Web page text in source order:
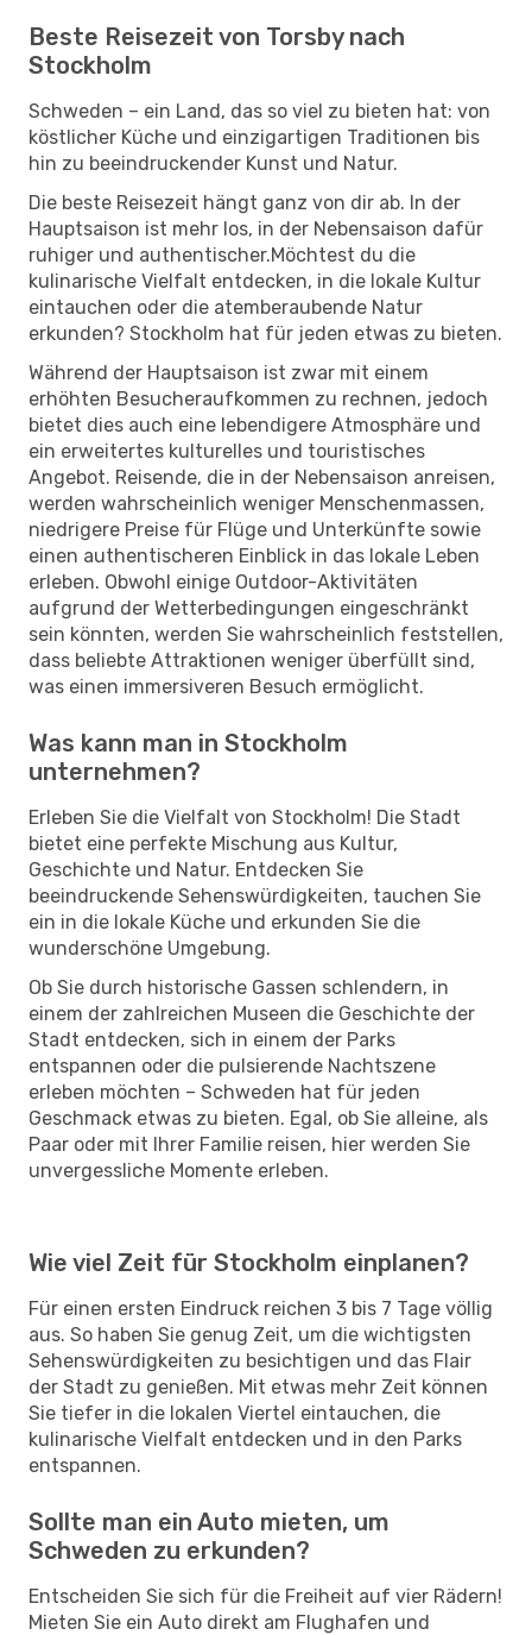
Beste Reisezeit von Torsby nach
Stockholm
Schweden – ein Land, das so viel zu bieten hat: von
köstlicher Küche und einzigartigen Traditionen bis
hin zu beeindruckender Kunst und Natur.
Die beste Reisezeit hängt ganz von dir ab. In der
Hauptsaison ist mehr los, in der Nebensaison dafür
ruhiger und authentischer.Möchtest du die
kulinarische Vielfalt entdecken, in die lokale Kultur
eintauchen oder die atemberaubende Natur
erkunden? Stockholm hat für jeden etwas zu bieten.
Während der Hauptsaison ist zwar mit einem
erhöhten Besucheraufkommen zu rechnen, jedoch
bietet dies auch eine lebendigere Atmosphäre und
ein erweitertes kulturelles und touristisches
Angebot. Reisende, die in der Nebensaison anreisen,
werden wahrscheinlich weniger Menschenmassen,
niedrigere Preise für Flüge und Unterkünfte sowie
einen authentischeren Einblick in das lokale Leben
erleben. Obwohl einige Outdoor-Aktivitäten
aufgrund der Wetterbedingungen eingeschränkt
sein könnten, werden Sie wahrscheinlich feststellen,
dass beliebte Attraktionen weniger überfüllt sind,
was einen immersiveren Besuch ermöglicht.
Was kann man in Stockholm
unternehmen?
Erleben Sie die Vielfalt von Stockholm! Die Stadt
bietet eine perfekte Mischung aus Kultur,
Geschichte und Natur. Entdecken Sie
beeindruckende Sehenswürdigkeiten, tauchen Sie
ein in die lokale Küche und erkunden Sie die
wunderschöne Umgebung.
Ob Sie durch historische Gassen schlendern, in
einem der zahlreichen Museen die Geschichte der
Stadt entdecken, sich in einem der Parks
entspannen oder die pulsierende Nachtszene
erleben möchten – Schweden hat für jeden
Geschmack etwas zu bieten. Egal, ob Sie alleine, als
Paar oder mit Ihrer Familie reisen, hier werden Sie
unvergessliche Momente erleben.
Wie viel Zeit für Stockholm einplanen?
Für einen ersten Eindruck reichen 3 bis 7 Tage völlig
aus. So haben Sie genug Zeit, um die wichtigsten
Sehenswürdigkeiten zu besichtigen und das Flair
der Stadt zu genießen. Mit etwas mehr Zeit können
Sie tiefer in die lokalen Viertel eintauchen, die
kulinarische Vielfalt entdecken und in den Parks
entspannen.
Sollte man ein Auto mieten, um
Schweden zu erkunden?
Entscheiden Sie sich für die Freiheit auf vier Rädern!
Mieten Sie ein Auto direkt am Flughafen und